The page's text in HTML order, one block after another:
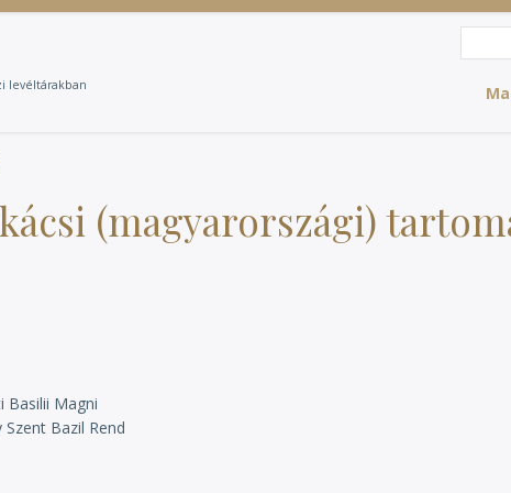
levéltárakban
(magyarországi)
Basilii Magni
Szent Bazil Rend